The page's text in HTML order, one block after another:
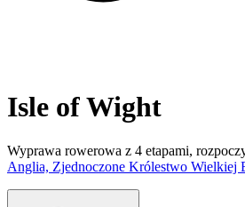
Isle of Wight
Wyprawa rowerowa z 4 etapami,
Anglia, Zjednoczone Królestwo Wielkiej